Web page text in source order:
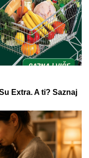
za vikend:
у Хрватској
возова с